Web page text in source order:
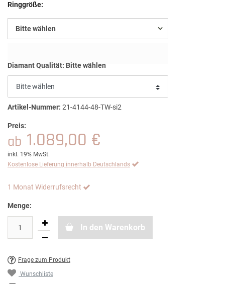
Ringgröße:
Bitte wählen
Diamant Qualität: Bitte wählen
Artikel-Nummer: 21-4144-48-TW-si2
Preis:
ab 1.089,00 €
inkl. 19% MwSt.
Kostenlose Lieferung innerhalb Deutschlands
1 Monat Widerrufsrecht
Menge:
In den Warenkorb
Frage zum Produkt
Wunschliste